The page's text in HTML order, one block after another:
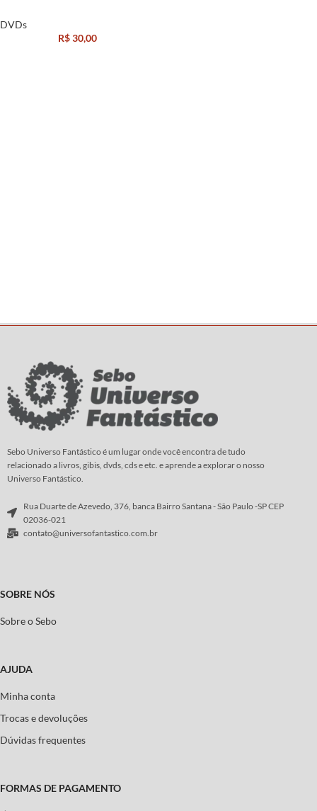
DVDs
R$30,00
Sebo Universo Fantástico é um lugar onde você encontra de tudo
relacionado a livros, gibis, dvds, cds e etc. e aprende a explorar o nosso
Universo Fantástico.
Rua Duarte de Azevedo, 376, banca Bairro Santana - São Paulo -SP CEP
02036-021
contato@universofantastico.com.br
SOBRE NÓS
Sobre o Sebo
AJUDA
Minha conta
Trocas e devoluções
Dúvidas frequentes
FORMAS DE PAGAMENTO